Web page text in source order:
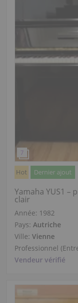
Hot Dernier ajout
Yamaha YUS1 –
clair
Année: 1982
Pays: Autriche
Ville: Vienne
Professionnel
Vendeur vérifié